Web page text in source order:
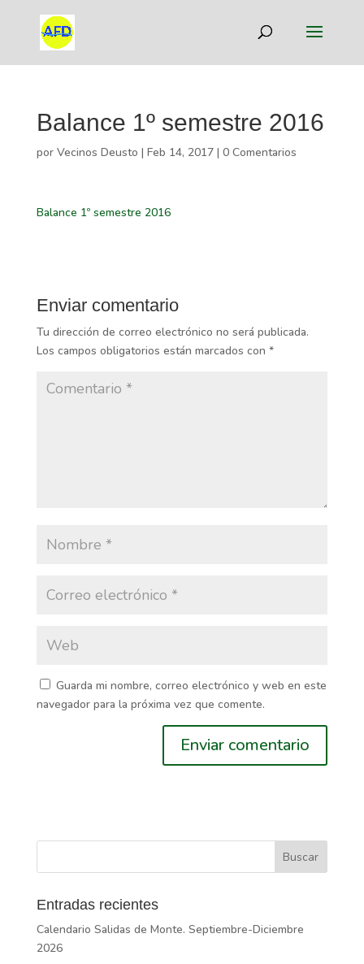
Balance 1º semestre 2016
por Vecinos Deusto | Feb 14, 2017| 0 Comentarios
Balance 1º semestre 2016
Enviar comentario
Tu dirección de correo electrónico no será publicada.
Los campos obligatorios están marcados con *
Guarda mi nombre, correo electrónico y web en este
navegador para la próxima vez que comente.
Entradas recientes
Calendario Salidas de Monte. Septiembre-Diciembre
2026